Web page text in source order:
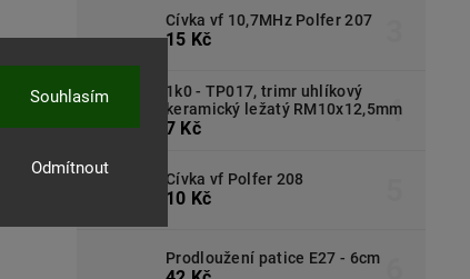
Odmítnout
Souhlasím
Cívka vf 10,7MHz Polfer 207
15 Kč
1k0 - TP017, trimr uhlíkový
keramický ležatý RM10x12,5mm
7 Kč
Cívka vf Polfer 208
10 Kč
Prodloužení patice E27 - 6cm